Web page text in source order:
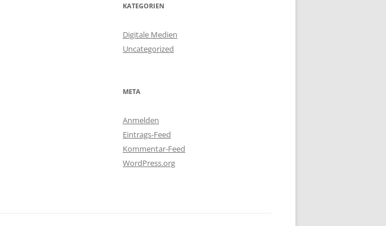
KATEGORIEN
Digitale Medien
Uncategorized
META
Anmelden
Eintrags-Feed
Kommentar-Feed
WordPress.org